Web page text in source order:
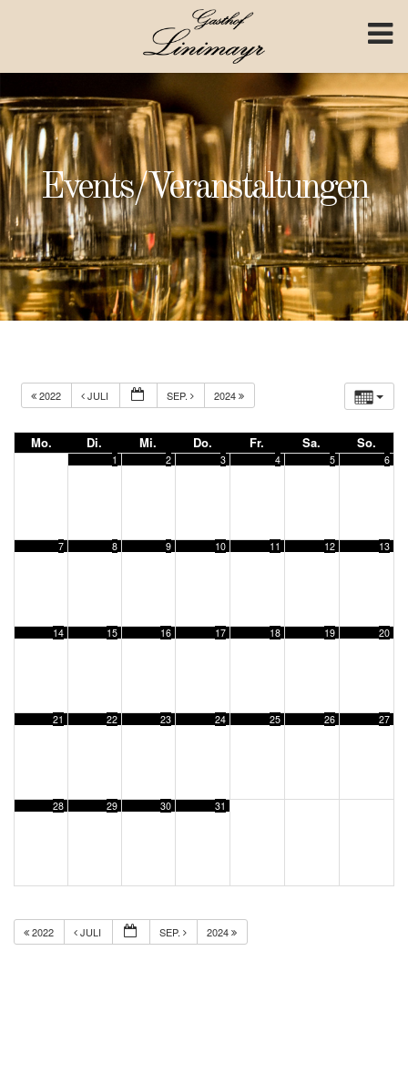
Events/Veranstaltungen
2022 JULI SEP. 2024
Mo. Di. Mi. Do. Fr. Sa. So.
1 2 3 4 5 6
7 8 9 10 11 12 13
14 15 16 17 18 19 20
21 22 23 24 25 26 27
28 29 30 31
2022 JULI SEP. 2024